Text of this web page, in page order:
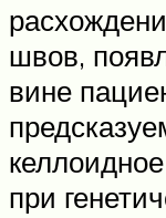
швов,
вине
при